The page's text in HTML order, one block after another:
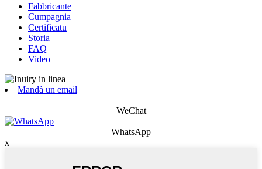
Fabbricante
Cumpagnia
Certificatu
Storia
FAQ
Video
Mandà un email
WeChat
WhatsApp
x